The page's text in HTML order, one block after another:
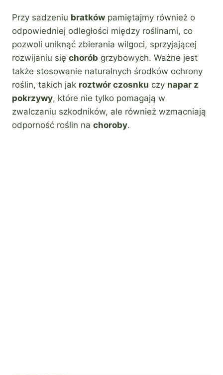
Przy sadzeniu bratków pamiętajmy również o
odpowiedniej odległości między roślinami, co
pozwoli uniknąć zbierania wilgoci, sprzyjającej
rozwijaniu się chorób grzybowych. Ważne jest
także stosowanie naturalnych środków ochrony
roślin, takich jak roztwór czosnku czy napar z
pokrzywy, które nie tylko pomagają w
zwalczaniu szkodników, ale również wzmacniają
odporność roślin na choroby.